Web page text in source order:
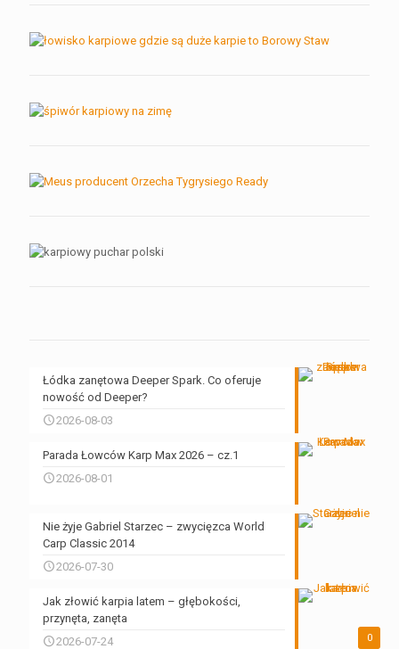
Łódka zanętowa Deeper Spark. Co oferuje
nowość od Deeper?
2026-08-03
Parada Łowców Karp Max 2026 – cz.1
2026-08-01
Nie żyje Gabriel Starzec – zwycięzca World
Carp Classic 2014
2026-07-30
0
Jak złowić karpia latem – głębokości,
przynęta, zanęta
2026-07-24